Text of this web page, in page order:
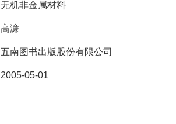
无机非金属材料
高濂
五南图书出版股份有限公司
2005-05-01